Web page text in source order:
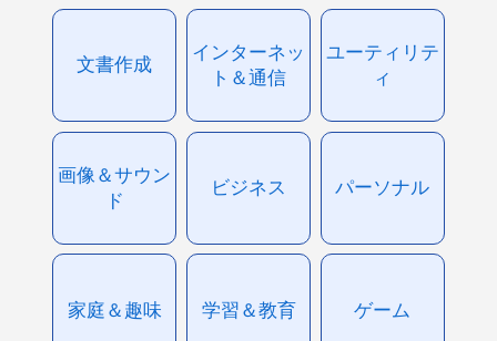
文書作成
インターネッ
ト＆通信
ユーティリテ
ィ
画像＆サウン
ド
ビジネス パーソナル
家庭＆趣味 学習＆教育 ゲーム